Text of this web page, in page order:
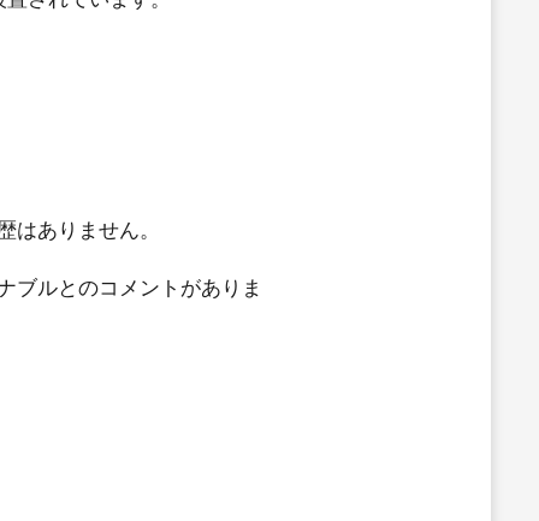
はありません。
ブルとのコメントがありま